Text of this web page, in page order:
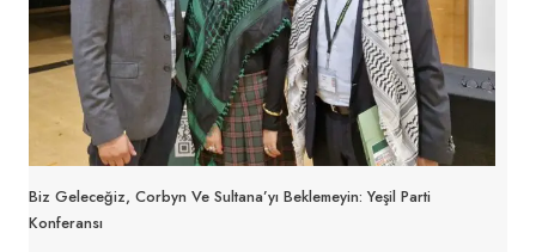
Biz Geleceğiz, Corbyn Ve Sultana’yı Beklemeyin: Yeşil Parti
Konferansı